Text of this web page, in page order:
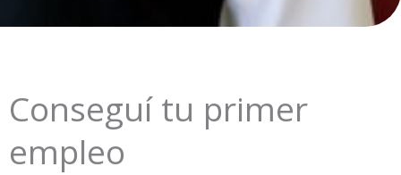
Conseguí tu primer
empleo